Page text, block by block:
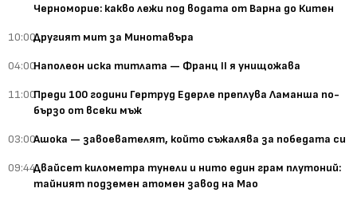
Черноморие: какво лежи под водата от Варна до Китен
10:00Другият мит за Минотавъра
04:00Наполеон иска титлата — Франц II я унищожава
11:00Преди 100 години Гертруд Едерле преплува Ламанша по-
бързо от всеки мъж
03:00Ашока — завоевателят, който съжалява за победата си
09:44Двайсет километра тунели и нито един грам плутоний:
тайният подземен атомен завод на Мао